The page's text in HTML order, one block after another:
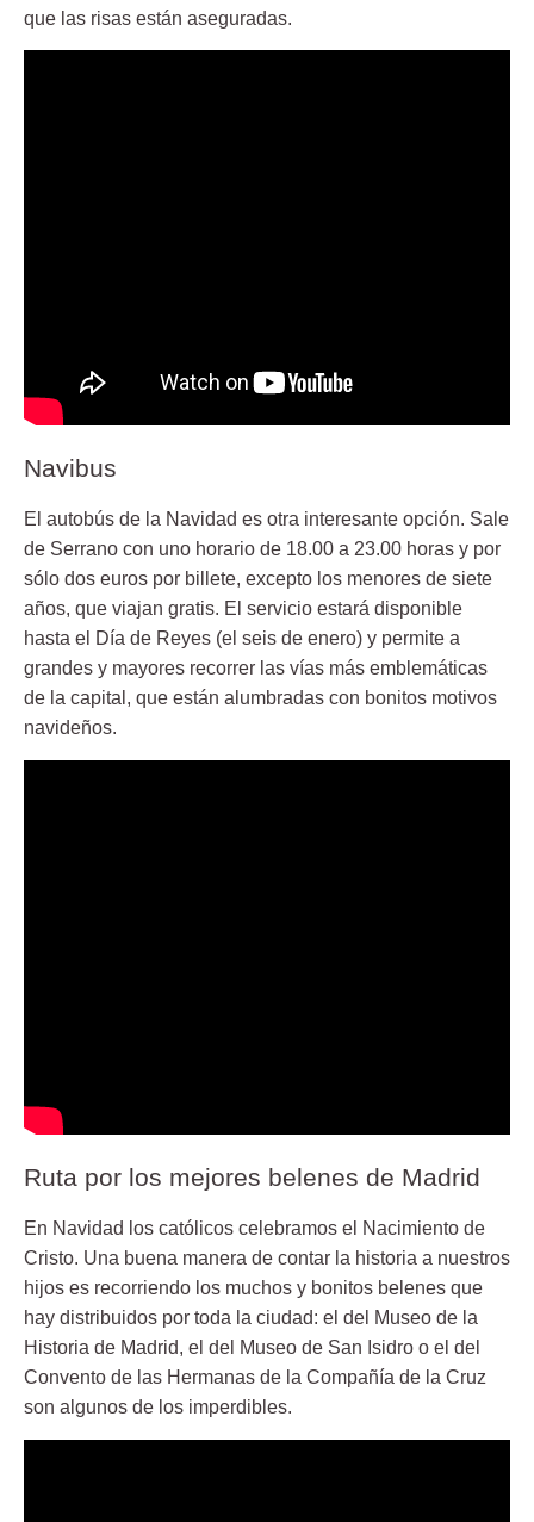
que las risas están aseguradas.
Navibus
El autobús de la Navidad es otra interesante opción. Sale
de Serrano con uno horario de 18.00 a 23.00 horas y por
sólo dos euros por billete, excepto los menores de siete
años, que viajan gratis. El servicio estará disponible
hasta el Día de Reyes (el seis de enero) y permite a
grandes y mayores recorrer las vías más emblemáticas
de la capital, que están alumbradas con bonitos motivos
navideños.
Ruta por los mejores belenes de Madrid
En Navidad los católicos celebramos el Nacimiento de
Cristo. Una buena manera de contar la historia a nuestros
hijos es recorriendo los muchos y bonitos belenes que
hay distribuidos por toda la ciudad: el del Museo de la
Historia de Madrid, el del Museo de San Isidro o el del
Convento de las Hermanas de la Compañía de la Cruz
son algunos de los imperdibles.